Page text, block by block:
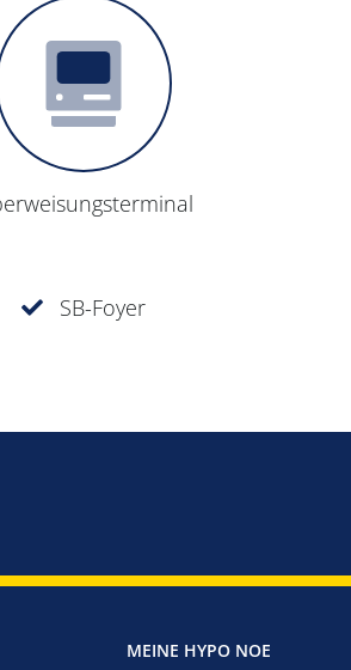
SB-Foyer
MEINE HYPO NOE